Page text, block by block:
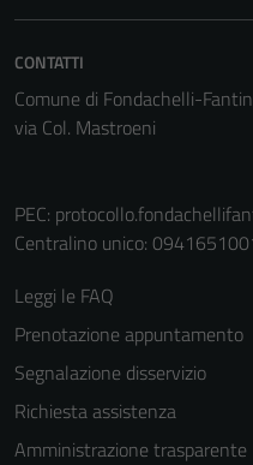
CONTATTI
Comune di Fondachelli-
via Col. Mastroeni
PEC:
Centralino unico:
Leggi le FAQ
Prenotazione appuntamento
Segnalazione disservizio
Richiesta assistenza
Amministrazione trasparente